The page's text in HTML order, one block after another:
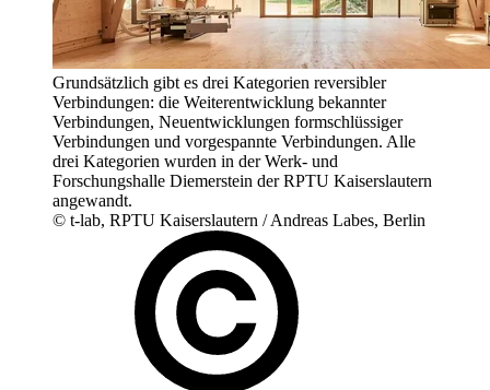
Grundsätzlich gibt es drei Kategorien reversibler
Verbindungen: die Weiterentwicklung bekannter
Verbindungen, Neuentwicklungen formschlüssiger
Verbindungen und vorgespannte Verbindungen. Alle
drei Kategorien wurden in der Werk- und
Forschungshalle Diemerstein der RPTU Kaiserslautern
angewandt.
© t-lab, RPTU Kaiserslautern / Andreas Labes, Berlin